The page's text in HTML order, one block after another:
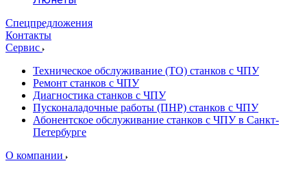
Спецпредложения
Контакты
Сервис
Техническое обслуживание (ТО) станков с ЧПУ
Ремонт станков с ЧПУ
Диагностика станков с ЧПУ
Пусконаладочные работы (ПНР) станков с ЧПУ
Абонентское обслуживание станков с ЧПУ в Санкт-
Петербурге
О компании